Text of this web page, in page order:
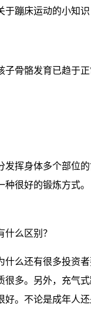
蹦床运动的小知识
骨骼发育已趋于
挥身体多个部位
很好的锻炼方式。
么区别？
什么还有很多投资
多。另外，充气
。不论是成年人还